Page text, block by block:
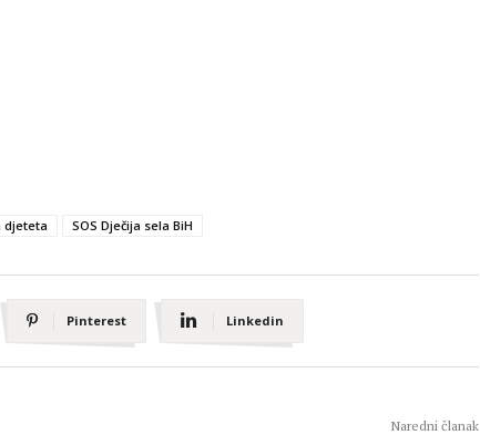
djeteta SOS Dječija sela BiH
Pinterest Linkedin
Naredni članak